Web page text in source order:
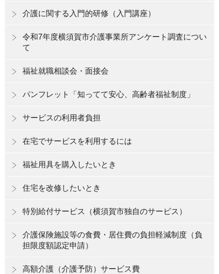
介護に関する入門的研修（入門講座）
令和7年度横須賀市介護事業所アンケート調査につい
て
福祉就職相談会・面接会
パンフレット「知ってて安心、高齢者福祉制度」
サービスの利用者負担
在宅でサービスを利用するには
福祉用具を購入したいとき
住宅を改修したいとき
特別給付サービス（横須賀市独自のサービス）
介護保険施設等の食費・居住費の負担軽減制度（負
担限度額認定申請）
高額介護（介護予防）サービス費